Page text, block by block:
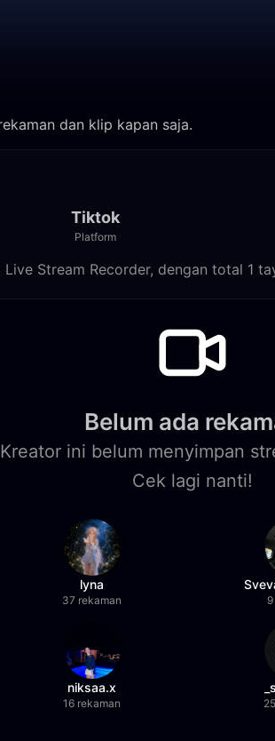
dan klip kapan saja.
Tiktok
Platform
Stream Recorder, dengan total 1
Belum ada
Kreator ini belum menyimpan
Cek lagi nanti!
lyna
37 rekaman
niksaa.x
16 rekaman